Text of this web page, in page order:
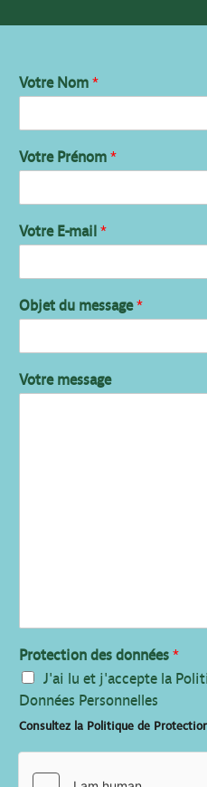
Votre Nom *
Votre Prénom *
Votre E-mail *
Objet du message*
Votre message
Protection des données *
J'ai lu et j'accepte la
Données Personnelles
Consultez la Politique de